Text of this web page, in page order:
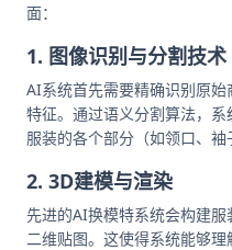
面：
1. 图像识别与分割技术
AI系统首先需要精确识别原
特征。通过语义分割算法，
服装的各个部分（如领口、袖
2. 3D建模与渲染
先进的AI换模特系统会构建
二维贴图。这使得系统能够